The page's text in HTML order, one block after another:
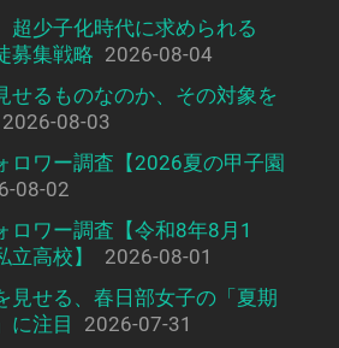
超少子化時代に求められる
募集戦略 2026-08-04
せるものなのか、その対象を
2026-08-03
ロワー調査【2026夏の甲子園
08-02
ロワー調査【令和8年8月1
高校】
2026-08-01
見せる、春日部女子の「夏期
に注目
2026-07-31